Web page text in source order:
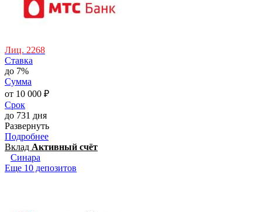
Лиц. 2268
Ставка
до 7%
Сумма
от 10 000 ₽
Срок
до 731 дня
Развернуть
Подробнее
Вклад Активный счёт
Синара
Еще 10 депозитов